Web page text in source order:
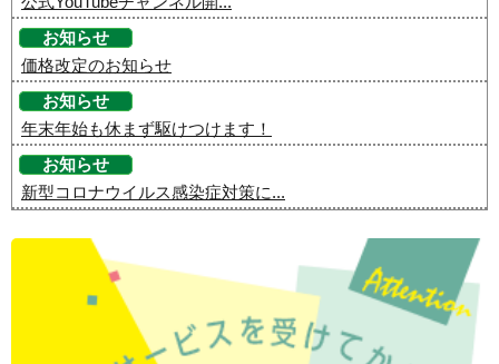
お知らせ
価格改定のお知らせ
お知らせ
年末年始も休まず駆けつけます！
お知らせ
新型コロナウイルス感染症対策に...